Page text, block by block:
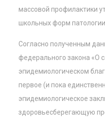
массовой профилактики
школьных форм патологии.
Согласно полученным
федерального закона «О
эпидемиологическом
первое (и пока
эпидемиологическое
здоровьесберегающую